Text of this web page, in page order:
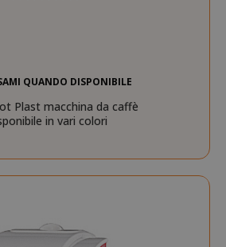
QUANDO DISPONIBILE
Plast macchina da caffè
in vari colori